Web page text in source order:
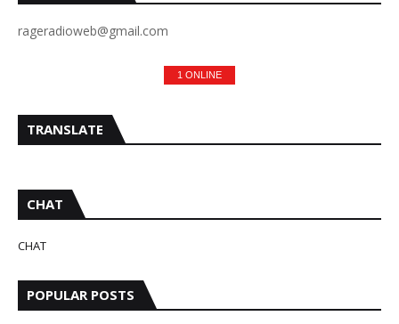
rageradioweb@gmail.com
1 ONLINE
TRANSLATE
CHAT
CHAT
POPULAR POSTS